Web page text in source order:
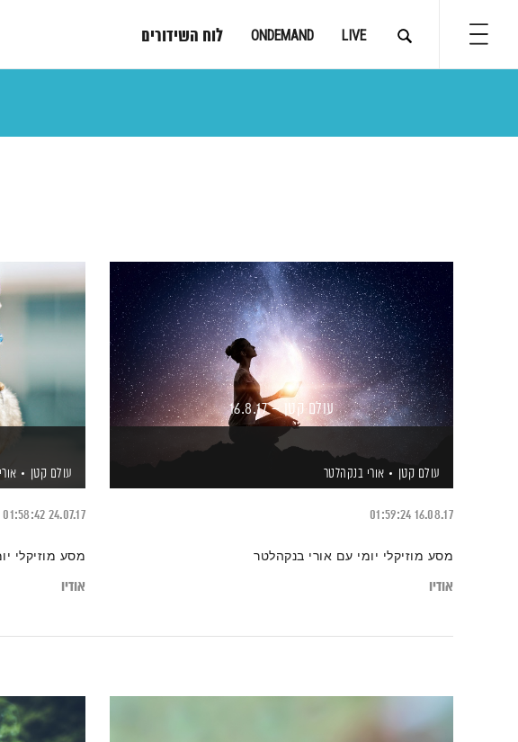
LIVE
ONDEMAND לוח השידורים
עולם קטן – 16.8.17
עולם קטן אורי בנקהלטר
16.08.17
01:59:24
מסע מוזיקלי יומי עם אורי בנקהלטר
אודיו
עולם קטן
24.07.17
01:58:42
מסע מוזיקלי
אודיו